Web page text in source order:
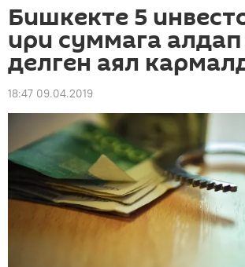
Бишкекте 5
ири суммага
делген аял
18:47 09.04.2019